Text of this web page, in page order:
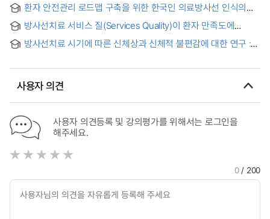
evaluation of lung cancer
환자 안전관리 로드맵 구축을 위한 한국인 의료방사선 인식의
Korean Awareness of Medical Radiation to Establish
Roadmap for Patient Safety Management
방사선치료 서비스 질(Services Quality)이 환자 만족도에
Study of the relationship between Radiotherapy Service
Hospital
방사선치료 시기에 따른 신체상과 신체적 불편감에 대한 연구 :
사용자 의견
사용자 의견등록 및 강의평가를 위해서는 로그인을
해주세요.
0/ 200